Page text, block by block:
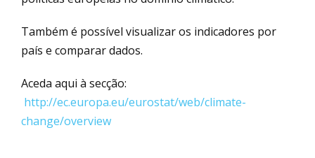
Também é possível visualizar os indicadores por
país e comparar dados.
Aceda aqui à secção:
http://ec.europa.eu/eurostat/web/climate-
change/overview